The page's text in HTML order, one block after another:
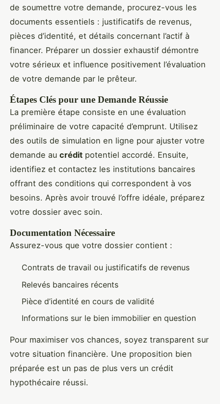
de soumettre votre demande, procurez-vous les
documents essentiels : justificatifs de revenus,
pièces d’identité, et détails concernant l’actif à
financer. Préparer un dossier exhaustif démontre
votre sérieux et influence positivement l’évaluation
de votre demande par le prêteur.
Étapes Clés pour une Demande Réussie
La première étape consiste en une évaluation
préliminaire de votre capacité d’emprunt. Utilisez
des outils de simulation en ligne pour ajuster votre
demande au crédit potentiel accordé. Ensuite,
identifiez et contactez les institutions bancaires
offrant des conditions qui correspondent à vos
besoins. Après avoir trouvé l’offre idéale, préparez
votre dossier avec soin.
Documentation Nécessaire
Assurez-vous que votre dossier contient :
Contrats de travail ou justificatifs de revenus
Relevés bancaires récents
Pièce d’identité en cours de validité
Informations sur le bien immobilier en question
Pour maximiser vos chances, soyez transparent sur
votre situation financière. Une proposition bien
préparée est un pas de plus vers un crédit
hypothécaire réussi.